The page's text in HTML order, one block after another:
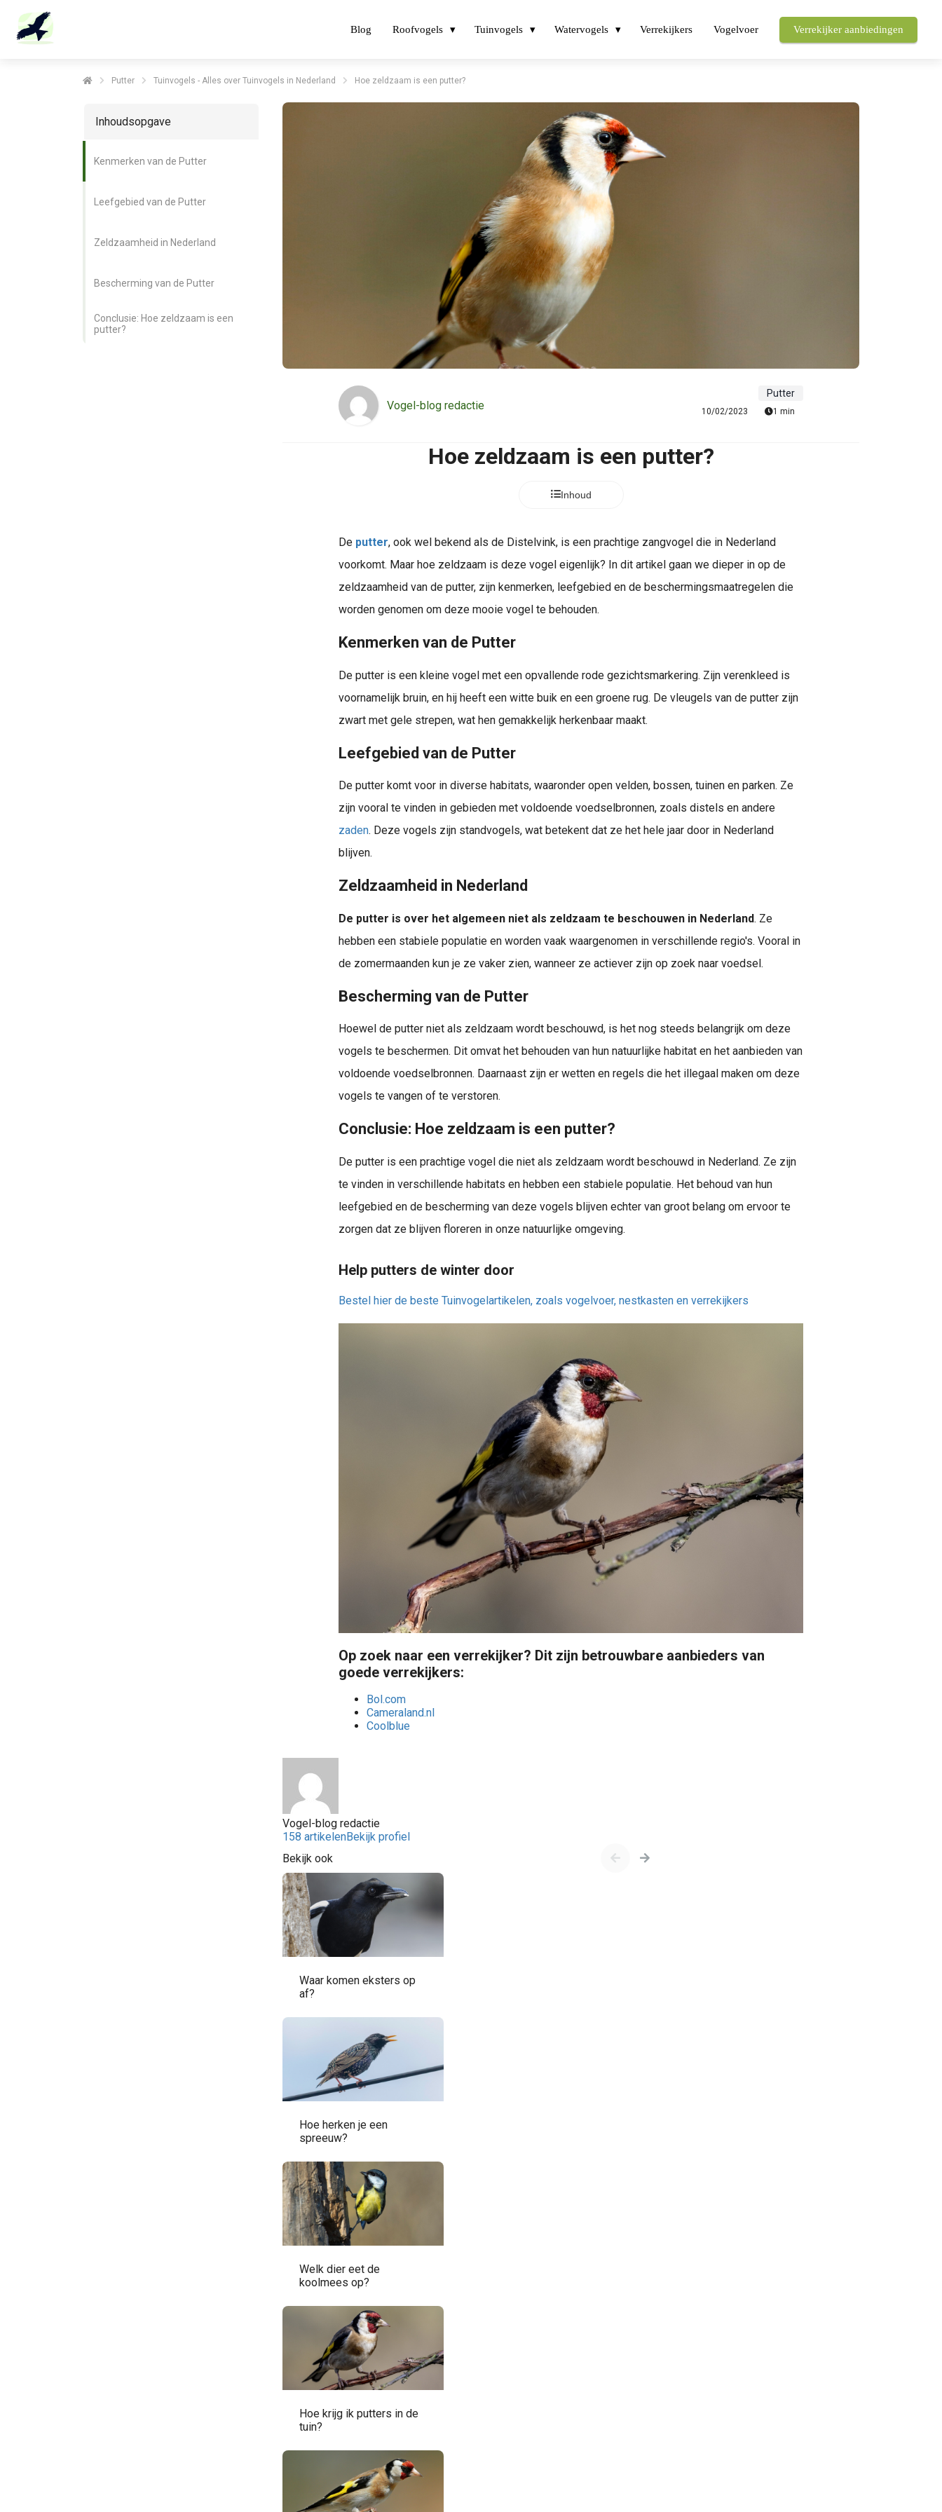
Blog Roofvogels Tuinvogels Watervogels Verrekijkers Vogelvoer Verrekijker aanbiedingen
Putter Tuinvogels - Alles over Tuinvogels in Nederland Hoe zeldzaam is een putter?
Inhoudsopgave
Kenmerken van de Putter
Leefgebied van de Putter
Zeldzaamheid in Nederland
Bescherming van de Putter
Conclusie: Hoe zeldzaam is een
putter?
Vogel-blog redactie
Putter
10/02/2023 1 min
Hoe zeldzaam is een putter?
Inhoud
De putter, ook wel bekend als de Distelvink, is een prachtige zangvogel die in Nederland
voorkomt. Maar hoe zeldzaam is deze vogel eigenlijk? In dit artikel gaan we dieper in op de
zeldzaamheid van de putter, zijn kenmerken, leefgebied en de beschermingsmaatregelen die
worden genomen om deze mooie vogel te behouden.
Kenmerken van de Putter
De putter is een kleine vogel met een opvallende rode gezichtsmarkering. Zijn verenkleed is
voornamelijk bruin, en hij heeft een witte buik en een groene rug. De vleugels van de putter zijn
zwart met gele strepen, wat hen gemakkelijk herkenbaar maakt.
Leefgebied van de Putter
De putter komt voor in diverse habitats, waaronder open velden, bossen, tuinen en parken. Ze
zijn vooral te vinden in gebieden met voldoende voedselbronnen, zoals distels en andere
zaden. Deze vogels zijn standvogels, wat betekent dat ze het hele jaar door in Nederland
blijven.
Zeldzaamheid in Nederland
De putter is over het algemeen niet als zeldzaam te beschouwen in Nederland. Ze
hebben een stabiele populatie en worden vaak waargenomen in verschillende regio's. Vooral in
de zomermaanden kun je ze vaker zien, wanneer ze actiever zijn op zoek naar voedsel.
Bescherming van de Putter
Hoewel de putter niet als zeldzaam wordt beschouwd, is het nog steeds belangrijk om deze
vogels te beschermen. Dit omvat het behouden van hun natuurlijke habitat en het aanbieden van
voldoende voedselbronnen. Daarnaast zijn er wetten en regels die het illegaal maken om deze
vogels te vangen of te verstoren.
Conclusie: Hoe zeldzaam is een putter?
De putter is een prachtige vogel die niet als zeldzaam wordt beschouwd in Nederland. Ze zijn
te vinden in verschillende habitats en hebben een stabiele populatie. Het behoud van hun
leefgebied en de bescherming van deze vogels blijven echter van groot belang om ervoor te
zorgen dat ze blijven floreren in onze natuurlijke omgeving.
Help putters de winter door
Bestel hier de beste Tuinvogelartikelen, zoals vogelvoer, nestkasten en verrekijkers
Op zoek naar een verrekijker? Dit zijn betrouwbare aanbieders van
goede verrekijkers:
Bol.com
Cameraland.nl
Coolblue
Vogel-blog redactie
158 artikelenBekijk profiel
Bekijk ook
Waar komen eksters op
af?
Hoe herken je een
spreeuw?
Welk dier eet de
koolmees op?
Hoe krijg ik putters in de
tuin?
anoniem
te
over